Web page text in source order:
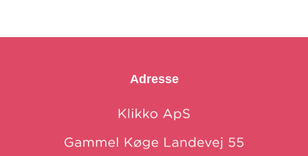
Adresse